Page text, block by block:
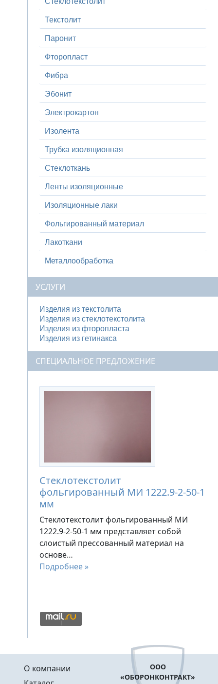
Текстолит
Паронит
Фторопласт
Фибра
Эбонит
Электрокартон
Изолента
Трубка изоляционная
Стеклоткань
Ленты изоляционные
Изоляционные лаки
Фольгированный материал
Лакоткани
Металлообработка
УСЛУГИ
Изделия из текстолита
Изделия из стеклотекстолита
Изделия из фторопласта
Изделия из гетинакса
СПЕЦИАЛЬНОЕ ПРЕДЛОЖЕНИЕ
Стеклотекстолит
фольгированный МИ 1222.9-2-50-1
мм
Стеклотекстолит фольгированный МИ
1222.9-2-50-1 мм представляет собой
слоистый прессованный материал на
основе…
Подробнее »
Меню в подвале
О компании
ООО
«ОБОРОНКОНТРАКТ»